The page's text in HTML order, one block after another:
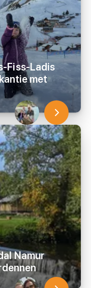
Fiss-Ladis
met
Namur